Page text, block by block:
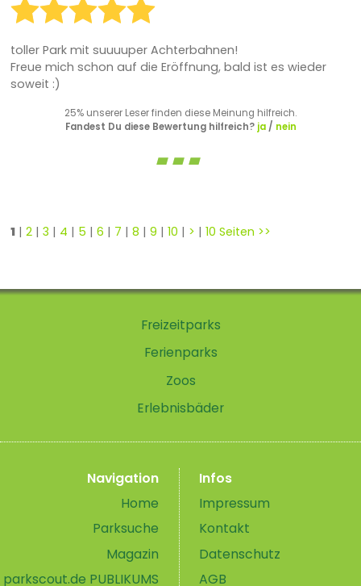
toller Park mit suuuuper Achterbahnen!
Freue mich schon auf die Eröffnung, bald ist es wieder
soweit :)
25% unserer Leser finden diese Meinung hilfreich.
Fandest Du diese Bewertung hilfreich? ja/ nein
1| 2| 3 | 4 | 5 | 6 | 7 | 8 | 9 | 10 | > | 10 Seiten >>
Freizeitparks
Ferienparks
Zoos
Erlebnisbäder
Navigation
Home
Parksuche
Magazin
parkscout.de PUBLIKUMS
Infos
Impressum
Kontakt
Datenschutz
AGB